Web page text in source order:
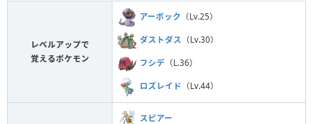
レベルアップで
覚えるポケモン
アーボック （Lv.25）
ダストダス （Lv.30）
フシデ （L.36）
ロズレイド （Lv.44）
スピアー